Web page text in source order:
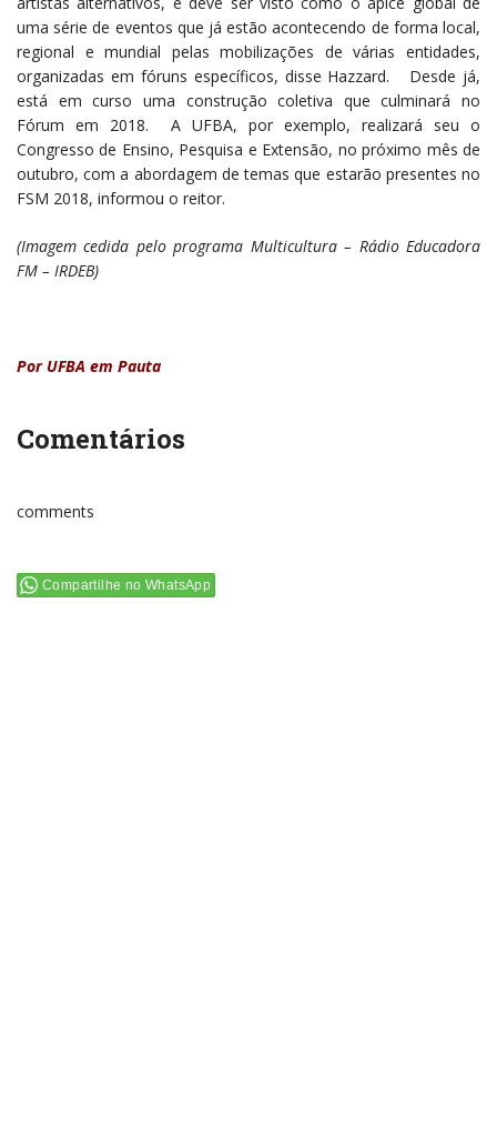
uma série de eventos que já estão acontecendo de forma local,
regional e mundial pelas mobilizações de várias entidades,
organizadas em fóruns específicos, disse Hazzard. Desde já,
está em curso uma construção coletiva que culminará no
Fórum em 2018. A UFBA, por exemplo, realizará seu o
Congresso de Ensino, Pesquisa e Extensão, no próximo mês de
outubro, com a abordagem de temas que estarão presentes no
FSM 2018, informou o reitor.
(Imagem cedida pelo programa Multicultura – Rádio Educadora
FM – IRDEB)
Por UFBA em Pauta
Comentários
comments
Compartilhe no WhatsApp